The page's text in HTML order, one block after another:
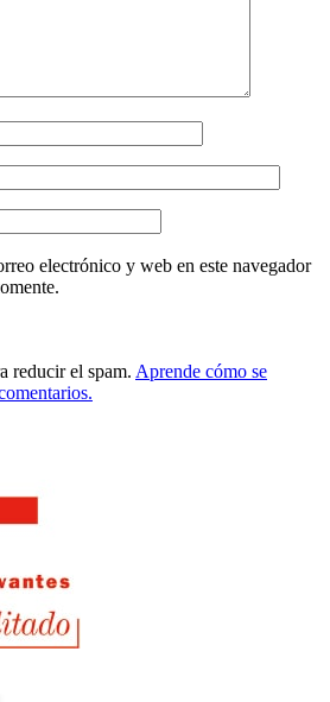
electrónico y web en este navegador
reducir el spam. Aprende cómo se